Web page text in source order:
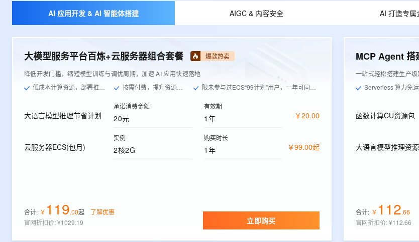
AI 应用开发 & AI 智能体搭建 AIGC & 内容安全 AI 打造专属
大模型服务平台百炼+云服务器组合套餐 爆款热卖
降低开发门槛，缩短模型训练与调优周期，加速 AI 应用快速落地
低成本计算资源，部署推理服务
按需付费，提升资源利用率 限未参与过ECS“99计划”用户，一年可同价续费1次
大语言模型推理节省计划
承诺消费金额
20元
有效期
1年 ￥20.00
云服务器ECS(包月)
实例
2核2G
购买时长
1年 ￥99.00起
合计: ￥ 119.00起
了解优惠
官网折扣价:¥1029.19 立即购买
MCP Agent 搭
一站式轻松搭建生产
Serverless 算力免
函数计算CU资源包
合计: ￥ 112.66
官网折扣价:¥112.66